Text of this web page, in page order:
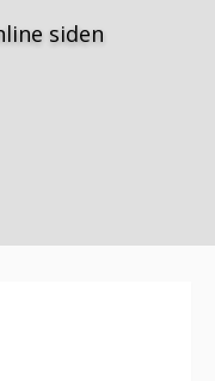
siden